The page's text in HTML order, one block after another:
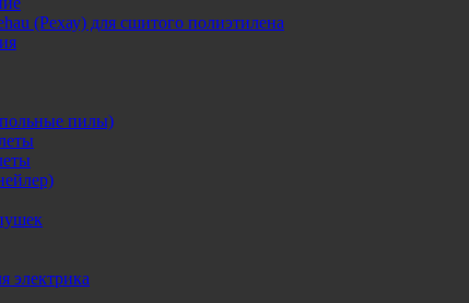
(Рехау) для сшитого полиэтилена
пилы)
электрика